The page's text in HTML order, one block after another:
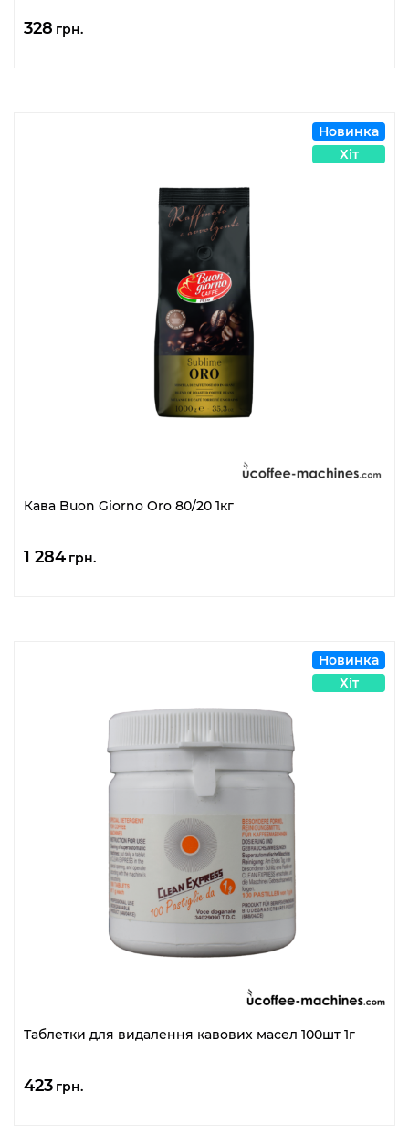
328 грн.
Кава Buon Giorno Oro 80/20 1кг
Новинка
Хіт
1 284 грн.
Таблетки для видалення кавових масел 100шт 1г
Новинка
Хіт
423 грн.